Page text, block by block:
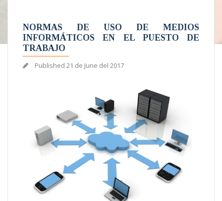
NORMAS DE USO DE MEDIOS
INFORMÁTICOS EN EL PUESTO DE
TRABAJO
Published 21 de June del 2017